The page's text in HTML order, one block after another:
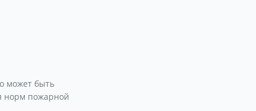
может быть
норм пожарной